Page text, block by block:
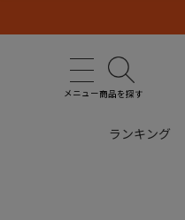
メニュー商品を探す
ランキング